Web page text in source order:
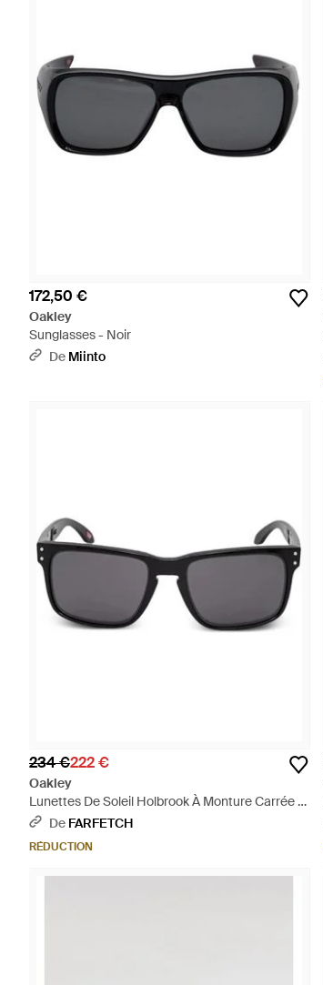
172,50 €
Oakley
Sunglasses - Noir
De Miinto
234 €222 €
Oakley
Lunettes De Soleil Holbrook À Monture Carrée -
NoirDe FARFETCH
RÉDUCTION